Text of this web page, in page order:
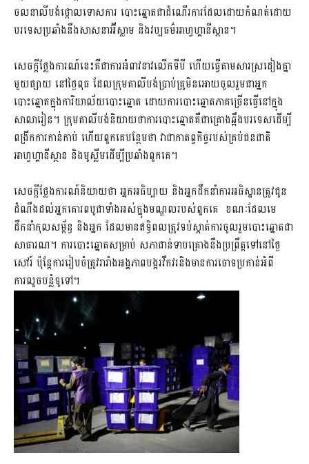
ចលនាលីបង់ថ្កោលទោសការ បោះឆ្នោតជាដំណើរការដែលដោយកំណត់ដោយ
បរទេសប្រឆាំងនឹងសាសនាអ៊ីស្លាម និងវប្បធម៌អាហ្វហ្គានីស្ថាន។
សេចក្តីថ្លែងការណ៍នេះគឺជាការអំពាវនាវលើកទីបី ហើយធ្វើតាមសារស្រដៀងគ្នា
មួយផ្សាយ នៅថ្ងៃពុធ ដែលក្រុមតាលីបង់ប្រាប់គ្រូមិនអោយចូលរួមជាអ្នក
បោះឆ្នោត​​ក្នុងការិយាល័យ​បោះឆ្នោត ដោយការបោះឆ្នោតភាគច្រើនធ្វើនៅក្នុង
សាលារៀន។ ក្រុមតាលីបង់និយាយថា​ការបោះឆ្នោតគឺជាគ្រោងឆ្អឹងបរទេសដើម្បី
ពង្រីកការកាន់កាប់ ហើយពួកគេបន្ថែមថា វាជាកាតព្វកិច្ចរបស់គ្រប់ជនជាតិ
អាហ្វហ្គានីស្ថាន និងមូស្លីមដើម្បីប្រឆាំងពួកគេ។
សេចក្ដីថ្លែងការណ៍និយាយថា អ្នកអធិប្បាយ ​និងអ្នកដឹកនាំការអធិស្ឋាន​ត្រូវជូន
ដំណឹងដល់​អ្នកគោរពបូជាទាំងអស់ក្នុងមណ្ឌលរបស់ពួកគេ ​ខណៈដែលមេ
ដឹកនាំកុលសម្ព័ន្ធ និងអ្នក ដែលមានឥទ្ធិពលត្រូវទប់ស្កាត់ការចូលរួមបោះឆ្នោតជា
សាធារណ។ ការបោះឆ្នោតសម្រាប់ សភាជាន់ទាបគ្រោងនឹងប្រព្រឹត្តទៅនៅថ្ងៃ
សៅរ៍ ប៉ុន្តែការរៀបចំត្រូវរារាំងអង្គភាពបង្ករ​វឹកវរ​និងមានការចោទប្រកាន់អំពី
ការលួចបន្លំទូទៅ។